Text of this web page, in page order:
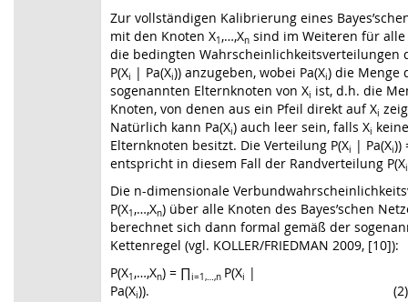
Zur vollständigen Kalibrierung eines
mit den Knoten X1 ,…,Xn sind im Weiteren für
die bedingten Wahrscheinlichkeitsverteilungen
P(Xi | Pa(Xi)) anzugeben, wobei Pa(Xi) die Menge
sogenannten Elternknoten von Xi ist, d.h. die
Knoten, von denen aus ein Pfeil direkt auf Xi
Natürlich kann Pa(Xi) auch leer sein, falls Xi keine
Elternknoten besitzt. Die Verteilung P(Xi | Pa(Xi))
entspricht in diesem Fall der Randverteilung P(Xi
Die n-dimensionale
P(X1 ,…,Xn) über alle Knoten des Bayes’schen
berechnet sich dann formal gemäß der
Kettenregel (vgl. KOLLER/FRIEDMAN 2009, [10]):
P(X1 ,…,Xn) = ∏i=1,…,n P(Xi
|
Pa(Xi)). (2)